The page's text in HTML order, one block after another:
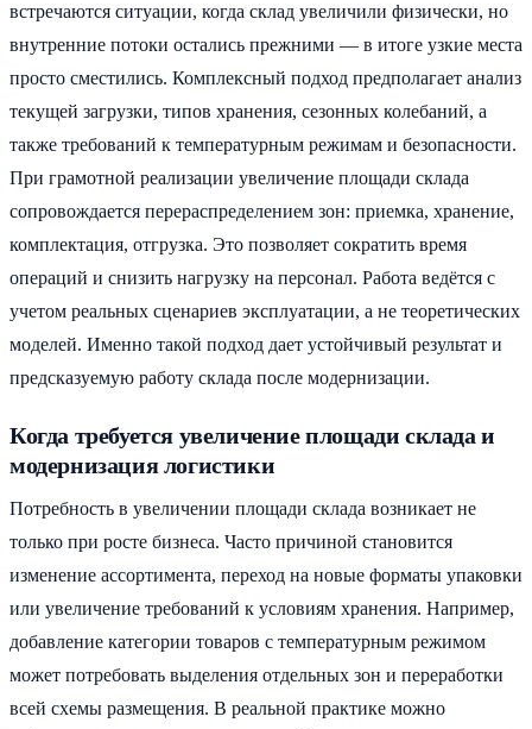
встречаются ситуации, когда склад увеличили физически, но
внутренние потоки остались прежними — в итоге узкие места
просто сместились. Комплексный подход предполагает анализ
текущей загрузки, типов хранения, сезонных колебаний, а
также требований к температурным режимам и безопасности.
При грамотной реализации увеличение площади склада
сопровождается перераспределением зон: приемка, хранение,
комплектация, отгрузка. Это позволяет сократить время
операций и снизить нагрузку на персонал. Работа ведётся с
учетом реальных сценариев эксплуатации, а не теоретических
моделей. Именно такой подход дает устойчивый результат и
предсказуемую работу склада после модернизации.
Когда требуется увеличение площади склада и
модернизация логистики
Потребность в увеличении площади склада возникает не
только при росте бизнеса. Часто причиной становится
изменение ассортимента, переход на новые форматы упаковки
или увеличение требований к условиям хранения. Например,
добавление категории товаров с температурным режимом
может потребовать выделения отдельных зон и переработки
всей схемы размещения. В реальной практике можно